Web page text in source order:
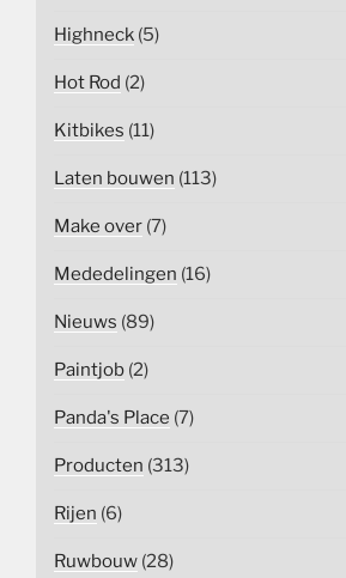
Highneck (5)
Hot Rod (2)
Kitbikes (11)
Laten bouwen (113)
Make over (7)
Mededelingen (16)
Nieuws (89)
Paintjob (2)
Panda's Place (7)
Producten (313)
Rijen (6)
Ruwbouw (28)